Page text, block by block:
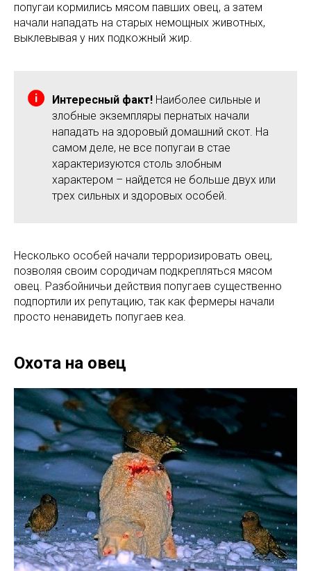
попугаи кормились мясом павших овец, а затем
начали нападать на старых немощных животных,
выклевывая у них подкожный жир.
Интересный факт! Наиболее сильные и
злобные экземпляры пернатых начали
нападать на здоровый домашний скот. На
самом деле, не все попугаи в стае
характеризуются столь злобным
характером – найдется не больше двух или
трех сильных и здоровых особей.
Несколько особей начали терроризировать овец,
позволяя своим сородичам подкрепляться мясом
овец. Разбойничьи действия попугаев существенно
подпортили их репутацию, так как фермеры начали
просто ненавидеть попугаев кеа.
Охота на овец